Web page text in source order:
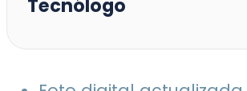
Tecnólogo